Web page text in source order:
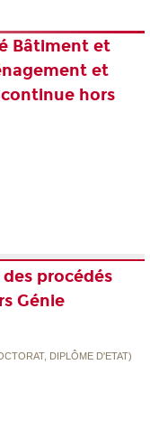
Bâtiment et
et
hors
procédés
Génie
DIPLÔME D'ETAT)